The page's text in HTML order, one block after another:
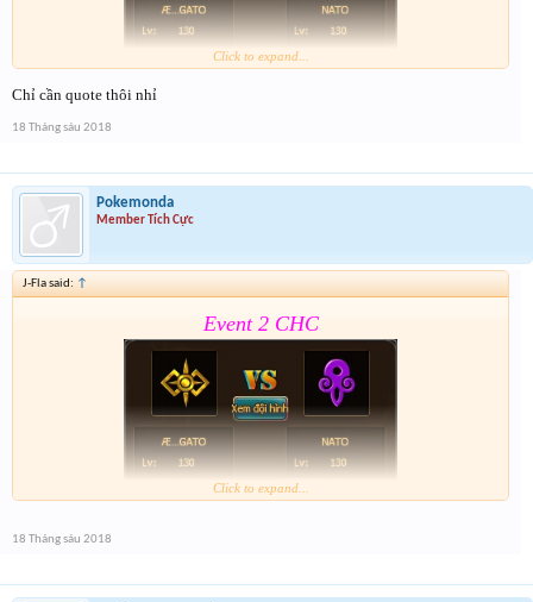
Event 2 nhé mọi người chú ý tham gia cả 2 event
Click to expand...
Chỉ cần quote thôi nhỉ
18 Tháng sáu 2018
Pokemonda
Member Tích Cực
J-Fla said: ↑
Event 2 CHC
Click to expand...
18 Tháng sáu 2018